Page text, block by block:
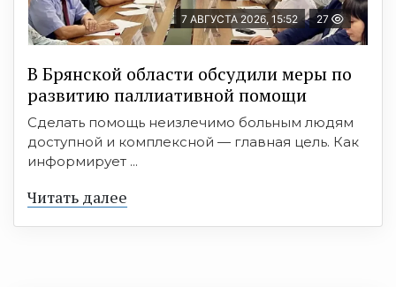
7 АВГУСТА 2026, 15:52 27
В Брянской области обсудили меры по
развитию паллиативной помощи
Сделать помощь неизлечимо больным людям
доступной и комплексной — главная цель. Как
информирует ...
Читать далее